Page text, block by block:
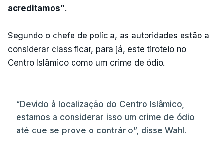
acreditamos”.
Segundo o chefe de polícia, as autoridades estão a
considerar classificar, para já, este tiroteio no
Centro Islâmico como um crime de ódio.
“Devido à localização do Centro Islâmico,
estamos a considerar isso um crime de ódio
até que se prove o contrário”, disse Wahl.